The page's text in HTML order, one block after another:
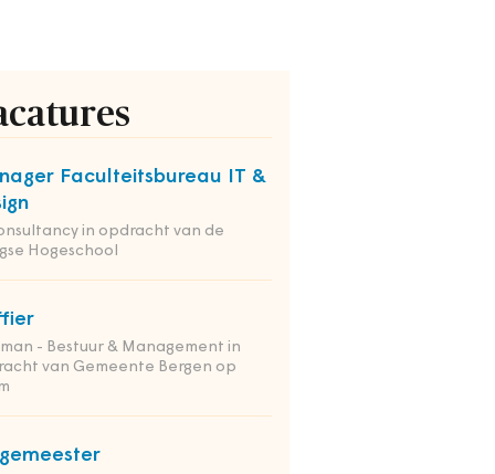
Faculteitsbureau IT &
in opdracht van de
Hogeschool
- Bestuur & Management in
van Gemeente Bergen op